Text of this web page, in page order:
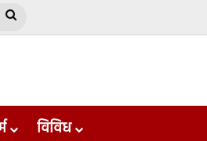
Search
विविध